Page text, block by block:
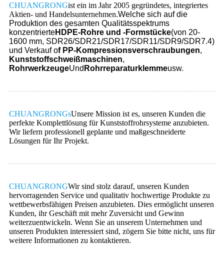
CHUANGRONGist ein im Jahr 2005 gegründetes, integriertes
Aktien- und Handelsunternehmen.Welche sich auf die
Produktion des gesamten Qualitätsspektrums
konzentrierteHDPE-Rohre und -Formstücke(von 20-
1600 mm, SDR26/SDR21/SDR17/SDR11/SDR9/SDR7.4)
und Verkauf of PP-Kompressionsverschraubungen,
Kunststoffschweißmaschinen,
RohrwerkzeugeUnd Rohrreparaturklemmeusw.
CHUANGRONGsUnsere Mission ist es, unseren Kunden die
perfekte Komplettlösung für Kunststoffrohrsysteme anzubieten.
Wir liefern professionell geplante und maßgeschneiderte
Lösungen für Ihr Projekt.
CHUANGRONGWir sind stolz darauf, unseren Kunden
hervorragenden Service und qualitativ hochwertige Produkte zu
wettbewerbsfähigen Preisen anzubieten. Dies ermöglicht unseren
Kunden, ihr Geschäft mit mehr Zuversicht und Gewinn
weiterzuentwickeln. Wenn Sie an unserem Unternehmen und
unseren Produkten interessiert sind, zögern Sie bitte nicht, uns für
weitere Informationen zu kontaktieren.